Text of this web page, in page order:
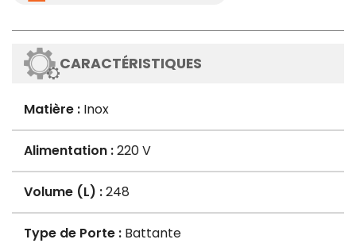
CARACTÉRISTIQUES
Matière : Inox
Alimentation :220 V
Volume (L) :248
Type de Porte : Battante